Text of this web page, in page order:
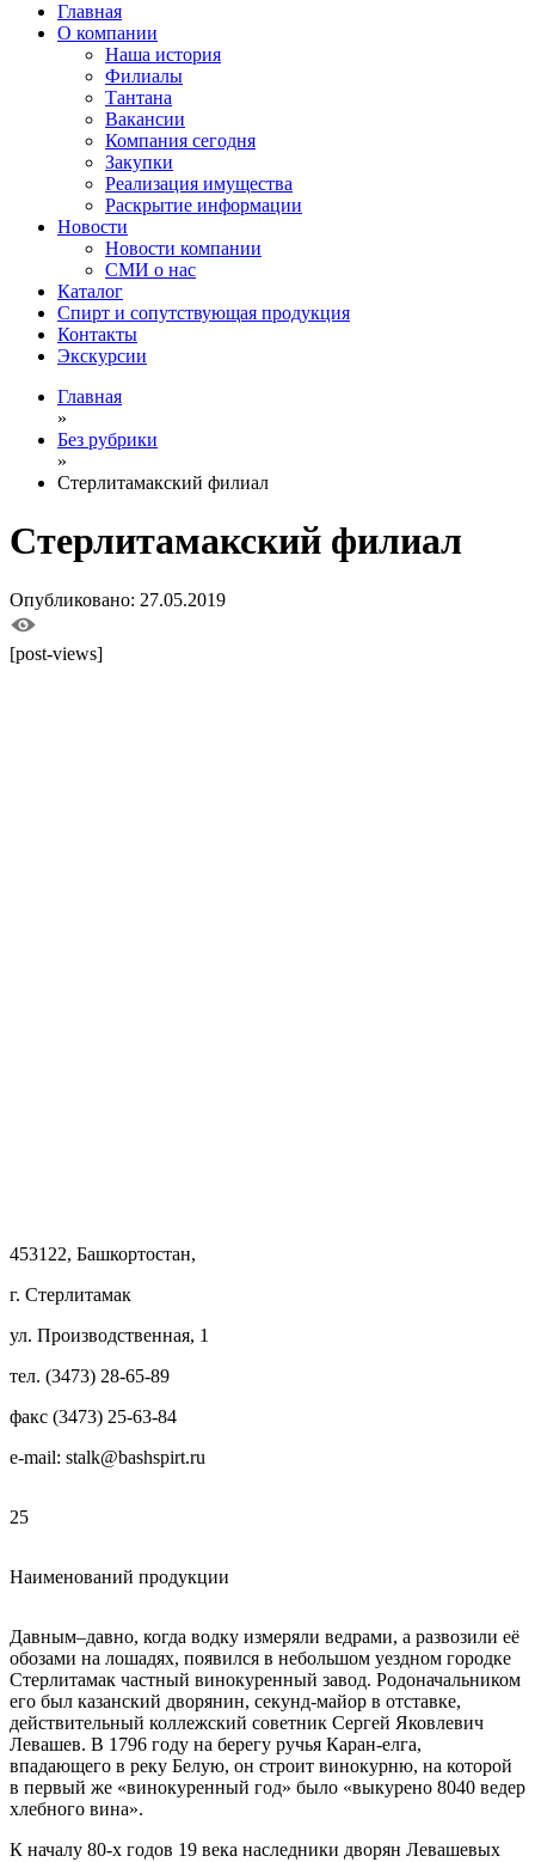
Главная
О компании
Наша история
Филиалы
Тантана
Вакансии
Компания сегодня
Закупки
Реализация имущества
Раскрытие информации
Новости
Новости компании
СМИ о нас
Каталог
Спирт и сопутствующая продукция
Контакты
Экскурсии
Главная
»
Без рубрики
»
Стерлитамакский филиал
Стерлитамакский филиал
Опубликовано: 27.05.2019
[post-views]
453122, Башкортостан,
г. Стерлитамак
ул. Производственная, 1
тел. (3473) 28-65-89
факс (3473) 25-63-84
e-mail: stalk@bashspirt.ru
25
Наименований продукции
Давным–давно, когда водку измеряли ведрами, а развозили её
обозами на лошадях, появился в небольшом уездном городке
Стерлитамак частный винокуренный завод. Родоначальником
его был казанский дворянин, секунд-майор в отставке,
действительный коллежский советник Сергей Яковлевич
Левашев. В 1796 году на берегу ручья Каран-елга,
впадающего в реку Белую, он строит винокурню, на которой
в первый же «винокуренный год» было «выкурено 8040 ведер
хлебного вина».
К началу 80-х годов 19 века наследники дворян Левашевых